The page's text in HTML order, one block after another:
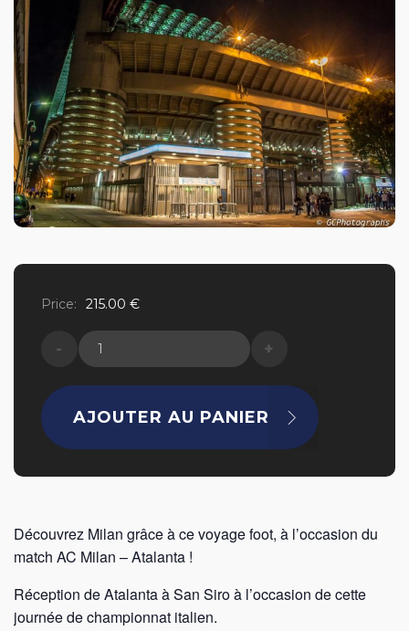
Price: 215.00 €
quantité
de
Milan
AJOUTER AU PANIER
Découvrez Milan grâce à ce voyage foot, à l’occasion du
match AC Milan – Atalanta !
Réception de Atalanta à San Siro à l’occasion de cette
journée de championnat italien.